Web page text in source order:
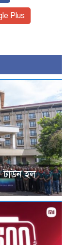
Plus
টাউন হল